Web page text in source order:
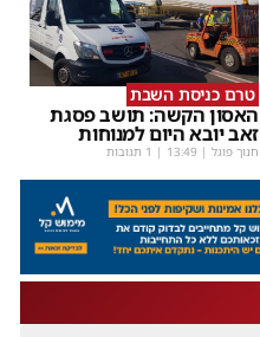
טרם כניסת השבת
האסון הקשה: תושב פסגת
זאב יובא היום למנוחות
חנוך פוגל |
13:49 | 1 תגובות